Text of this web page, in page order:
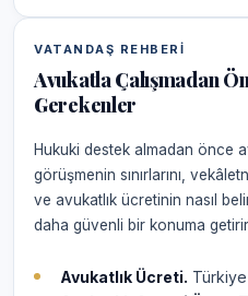
VATANDAŞ REHBERI
Avukatla Çalışmadan
Gerekenler
Hukuki destek almadan önce
görüşmenin sınırlarını,
ve avukatlık ücretinin nasıl
daha güvenli bir konuma
Avukatlık Ücreti. Türkiye